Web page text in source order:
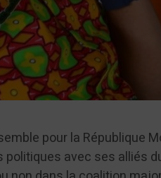
pour la République
avec ses alliés